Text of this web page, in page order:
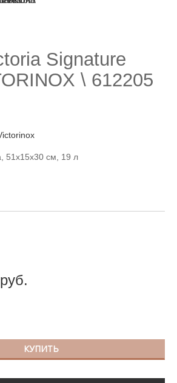
Signature
\ 612205
51x15x30 см, 19 л
руб.
КУПИТЬ